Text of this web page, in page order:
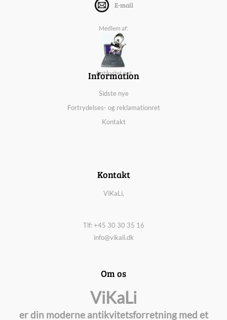
E-mail
Medlem af:
Antikvitet.net
Information
Sidste nye
Fortrydelses- og reklamationret
Kontakt
Kontakt
ViKaLi,
Tlf: +45 30 30 35 16
info@vikali.dk
Om os
ViKaLi
er din moderne antikvitetsforretning med et